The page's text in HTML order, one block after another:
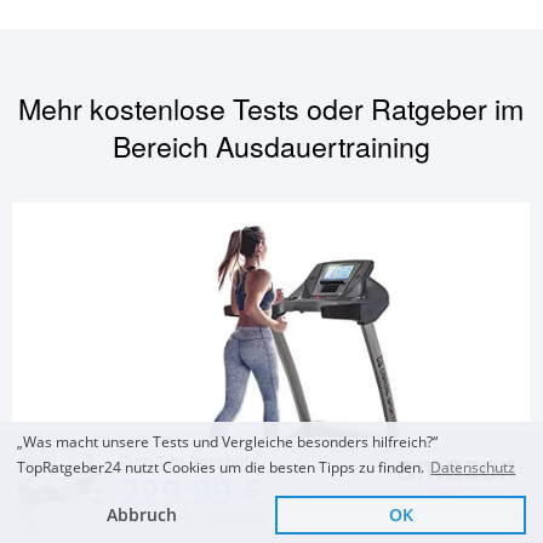
Zum Top Angebot
KOSTENLOSE LIEFERUNG Lieferzeit 2 – 3 Tage
Mehr kostenlose Tests oder Ratgeber im
Bereich Ausdauertraining
„Was macht unsere Tests und Vergleiche besonders hilfreich?“
TopRatgeber24 nutzt Cookies um die besten Tipps zu finden. Datenschutz
Abbruch OK